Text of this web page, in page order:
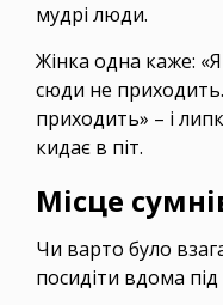
мудрі люди.
Жінка одна каже:
сюди не
приходить» – і
кидає в піт.
Місце
Чи варто було
посидіти вдома